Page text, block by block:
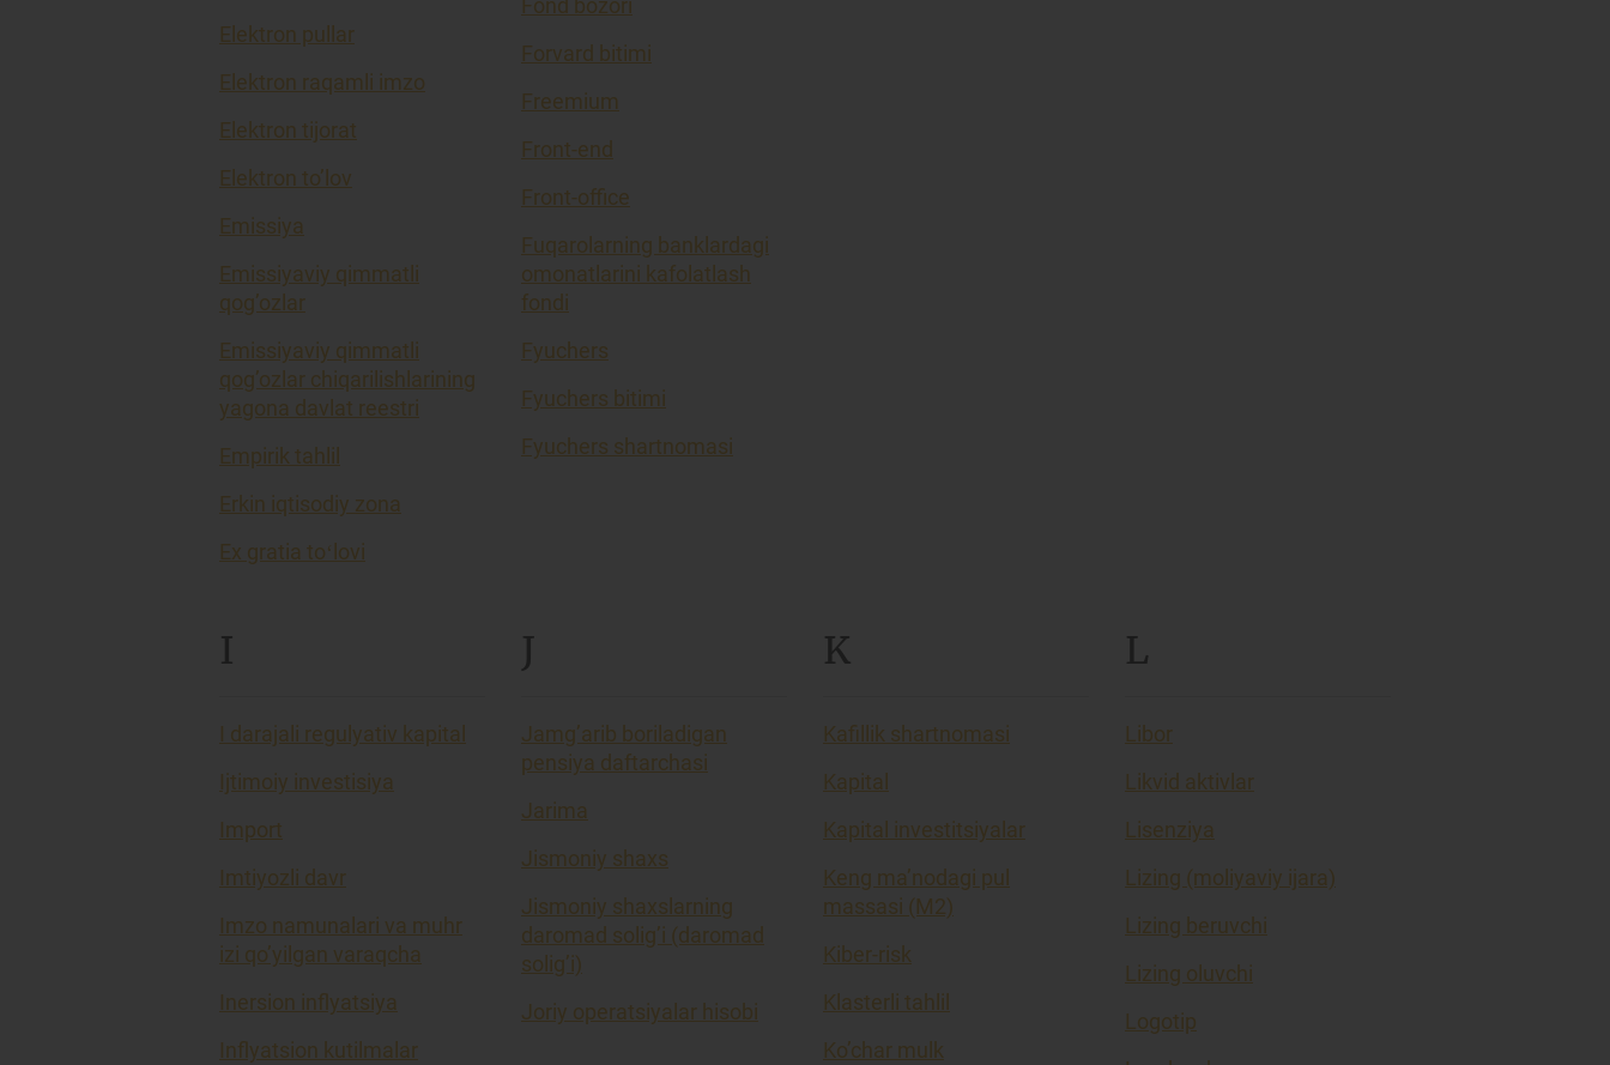
Elektron pullar
Elektron raqamli imzo
Elektron tijorat
Elektron to’lov
Emissiya
Emissiyaviy qimmatli
qog’ozlar
Emissiyaviy qimmatli
qog’ozlar chiqarilishlarining
yagona davlat reestri
Empirik tahlil
Erkin iqtisodiy zona
Ex gratia toʻlovi
Fond bozori
Forvard bitimi
Freemium
Front-end
Front-office
Fuqarolarning banklardagi
omonatlarini kafolatlash
fondi
Fyuchers
Fyuchers bitimi
Fyuchers shartnomasi
I
I darajali regulyativ kapital
Ijtimoiy investisiya
Import
Imtiyozli davr
Imzo namunalari va muhr
izi qo’yilgan varaqcha
Inersion inflyatsiya
Inflyatsion kutilmalar
J
Jamg’arib boriladigan
pensiya daftarchasi
Jarima
Jismoniy shaxs
Jismoniy shaxslarning
daromad solig’i (daromad
solig’i)
Joriy operatsiyalar hisobi
K
Kafillik shartnomasi
Kapital
Kapital investitsiyalar
Keng ma’nodagi pul
massasi (M2)
Kiber-risk
Klasterli tahlil
Ko’char mulk
L
Libor
Likvid aktivlar
Lisenziya
Lizing (moliyaviy ijara)
Lizing beruvchi
Lizing oluvchi
Logotip